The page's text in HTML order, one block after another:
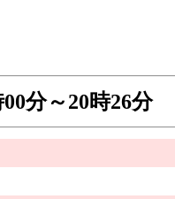
分～20時26分